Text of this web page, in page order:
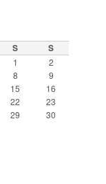
S S
1
2
8
9
15
16
22
23
29
30